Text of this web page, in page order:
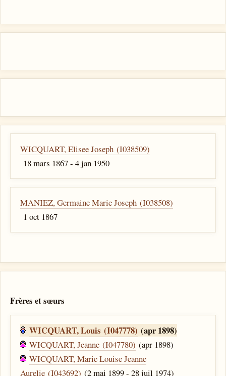
WICQUART, Elisee Joseph (I038509)
18 mars 1867 - 4 jan 1950
MANIEZ, Germaine Marie Joseph (I038508)
1 oct 1867
Frères et sœurs
WICQUART, Louis (I047778) (apr 1898)
WICQUART, Jeanne (I047780) (apr 1898)
WICQUART, Marie Louise Jeanne
Aurelie (I043692) (2 mai 1899 - 28 juil 1974)